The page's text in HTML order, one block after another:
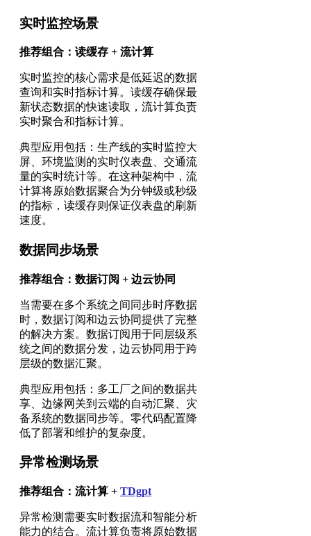
实时监控场景
推荐组合：读缓存 + 流计算
实时监控的核心需求是低延迟的数据
查询和实时指标计算。读缓存确保最
新状态数据的快速读取，流计算负责
实时聚合和指标计算。
典型应用包括：生产线的实时监控大
屏、环境监测的实时仪表盘、交通流
量的实时统计等。在这种架构中，流
计算将原始数据聚合为分钟级或秒级
的指标，读缓存则保证仪表盘的刷新
速度。
数据同步场景
推荐组合：数据订阅 + 边云协同
当需要在多个系统之间同步时序数据
时，数据订阅和边云协同提供了完整
的解决方案。数据订阅用于同层级系
统之间的数据分发，边云协同用于跨
层级的数据汇聚。
典型应用包括：多工厂之间的数据共
享、边缘网关到云端的自动汇聚、灾
备系统的数据同步等。零代码配置降
低了部署和维护的复杂度。
异常检测场景
推荐组合：流计算 + TDgpt
异常检测需要实时数据流和智能分析
能力的结合。流计算负责将原始数据